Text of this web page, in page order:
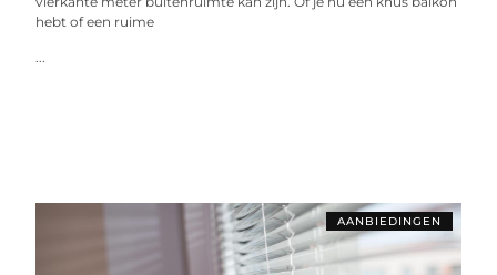
hebt of een ruime
...
AANBIEDINGEN